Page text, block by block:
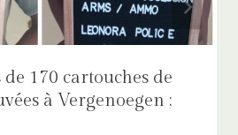
170 cartouches de
à Vergenoegen ;